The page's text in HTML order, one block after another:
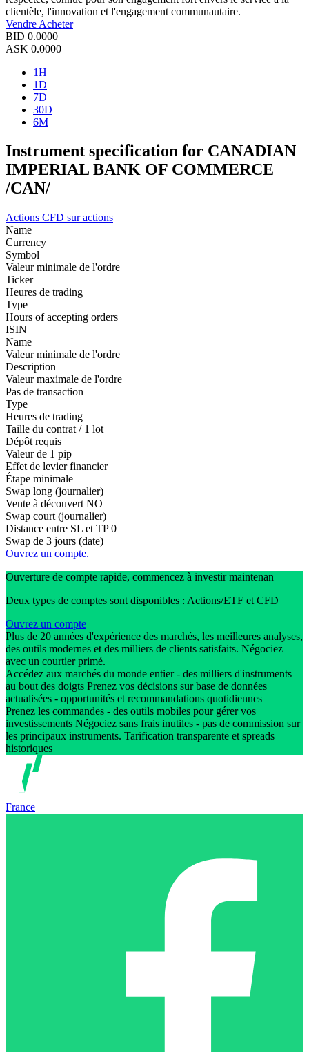
clientèle, l'innovation et l'engagement communautaire.
Vendre Acheter
BID 0.0000
ASK 0.0000
1H
1D
7D
30D
6M
Instrument specification for CANADIAN
IMPERIAL BANK OF COMMERCE
/CAN/
Actions CFD sur actions
Name
Currency
Symbol
Valeur minimale de l'ordre
Ticker
Heures de trading
Type
Hours of accepting orders
ISIN
Name
Valeur minimale de l'ordre
Description
Valeur maximale de l'ordre
Pas de transaction
Type
Heures de trading
Taille du contrat / 1 lot
Dépôt requis
Valeur de 1 pip
Effet de levier financier
Étape minimale
Swap long (journalier)
Vente à découvert NO
Swap court (journalier)
Distance entre SL et TP 0
Swap de 3 jours (date)
Ouvrez un compte.
Ouverture de compte rapide, commencez à investir maintenan
Deux types de comptes sont disponibles : Actions/ETF et CFD
Ouvrez un compte
Plus de 20 années d'expérience des marchés, les meilleures analyses,
des outils modernes et des milliers de clients satisfaits. Négociez
avec un courtier primé.
Accédez aux marchés du monde entier - des milliers d'instruments
au bout des doigts Prenez vos décisions sur base de données
actualisées - opportunités et recommandations quotidiennes
Prenez les commandes - des outils mobiles pour gérer vos
investissements Négociez sans frais inutiles - pas de commission sur
les principaux instruments. Tarification transparente et spreads
historiques
France